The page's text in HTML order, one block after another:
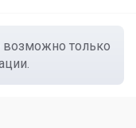
возможно только